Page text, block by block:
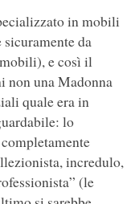
in mobili
da
e così il
non una Madonna
quale era in
lo
incredulo,
(le